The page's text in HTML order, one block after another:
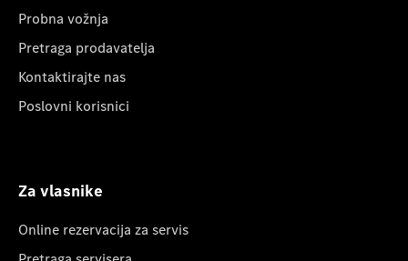
Probna vožnja
Pretraga prodavatelja
Kontaktirajte nas
Poslovni korisnici
Za vlasnike
Online rezervacija za servis